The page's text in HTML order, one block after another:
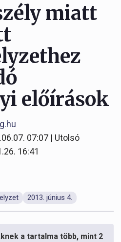
miatt
előírások
07:07 | Utolsó
16:41
2013. június 4.
a tartalma több, mint 2